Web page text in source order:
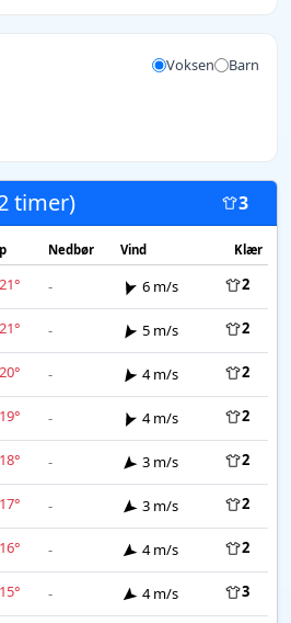
Voksen Barn
timer) 3
Nedbør Vind Klær
21° - 6 m/s 2
21° - 5 m/s 2
20° - 4 m/s 2
19° - 4 m/s 2
18° - 3 m/s 2
17° - 3 m/s 2
16° - 4 m/s 2
15° - 4 m/s 3